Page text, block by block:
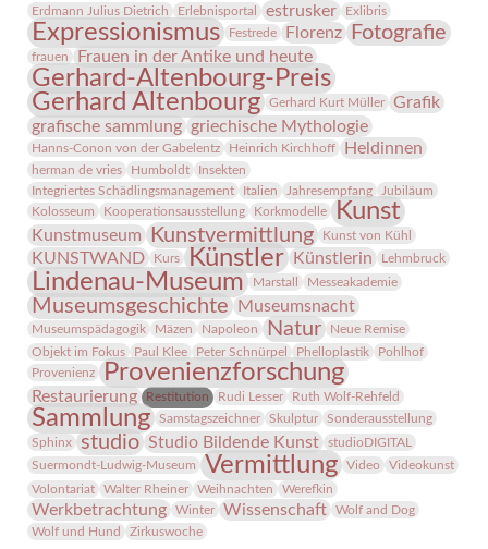
Erdmann Julius Dietrich
Erlebnisportal estrusker Exlibris
Expressionismus Festrede Florenz Fotografie
frauen Frauen in der Antike und heute
Gerhard-Altenbourg-Preis
Gerhard Altenbourg
Gerhard Kurt Müller
Grafik
grafische sammlung griechische Mythologie
Hanns-Conon von der Gabelentz Heinrich Kirchhoff Heldinnen
herman de vries Humboldt
Insekten
Integriertes Schädlingsmanagement
Italien Jahresempfang
Jubiläum
Kolosseum
Kooperationsausstellung Korkmodelle Kunst
Kunstmuseum Kunstvermittlung Kunst von Kühl
KUNSTWAND Kurs Künstler Künstlerin Lehmbruck
Lindenau-Museum Marstall Messeakademie
Museumsgeschichte Museumsnacht
Museumspädagogik Mäzen Napoleon Natur
Neue Remise
Objekt im Fokus
Paul Klee Peter Schnürpel Phelloplastik
Pohlhof
Provenienz
Provenienzforschung
Restaurierung Restitution Rudi Lesser Ruth Wolf-Rehfeld
Sammlung Samstagszeichner Skulptur
Sonderausstellung
Sphinx
studio Studio Bildende Kunst
studioDIGITAL
Suermondt-Ludwig-Museum
Vermittlung Video
Videokunst
Volontariat
Walter Rheiner Weihnachten Werefkin
Werkbetrachtung Winter Wissenschaft
Wolf and Dog
Wolf und Hund
Zirkuswoche